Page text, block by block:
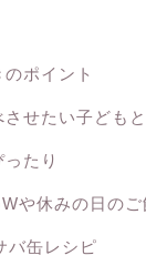
ポイント
せたい子ども
たり
や休みの日のご
バ缶レシピ